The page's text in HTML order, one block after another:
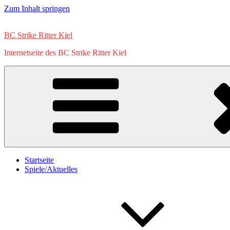
Zum Inhalt springen
BC Strike Ritter Kiel
Internetseite des BC Strike Ritter Kiel
Startseite
Spiele/Aktuelles